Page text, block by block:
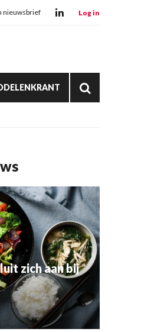
nieuwsbrief Log in
zich aan bij